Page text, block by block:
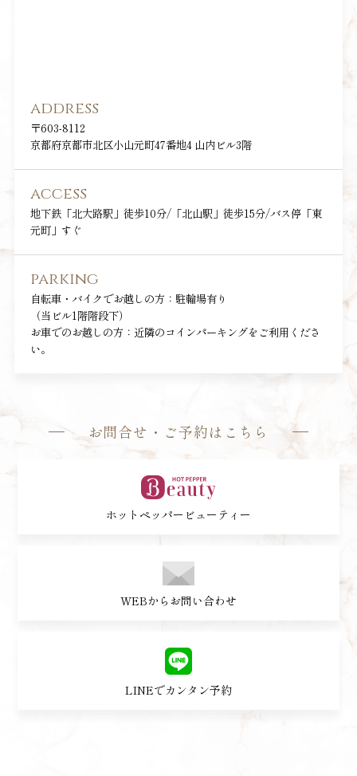
address
〒603-8112
京都府京都市北区小山元町47番地4 山内ビル3階
access
地下鉄「北大路駅」徒歩10分/「北山駅」徒歩15分/バス停「東
元町」すぐ
parking
自転車・バイクでお越しの方：駐輪場有り
（当ビル1階階段下）
お車でのお越しの方：近隣のコインパーキングをご利用くださ
い。
お問合せ・ご予約はこちら
ホットペッパービューティー
WEBからお問い合わせ
LINEでカンタン予約